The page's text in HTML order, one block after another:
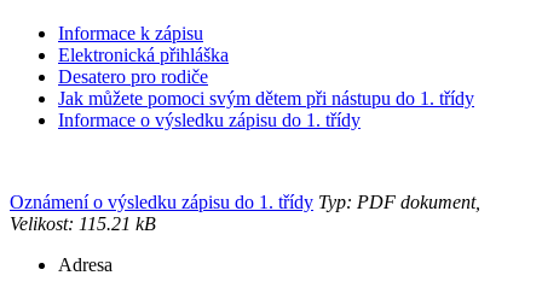
Informace k zápisu
Elektronická přihláška
Desatero pro rodiče
Jak můžete pomoci svým dětem při nástupu do 1. třídy
Informace o výsledku zápisu do 1. třídy
Oznámení o výsledku zápisu do 1. třídy Typ: PDF dokument,
Velikost: 115.21 kB
Adresa